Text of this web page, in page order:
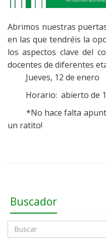
Abrimos nuestras
en las que tendréis la
los aspectos clave del
docentes de diferentes
Jueves, 12 de enero
Horario: abierto de
*No hace falta
un ratito!
Buscador